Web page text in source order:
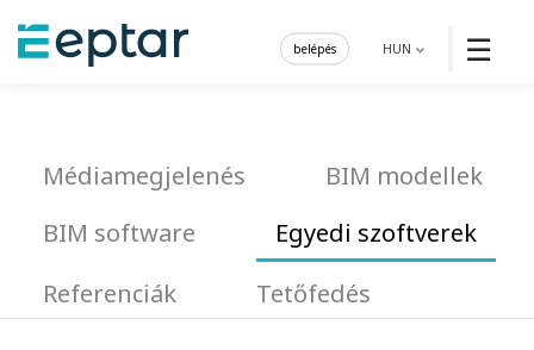
☰
HUN
belépés
Médiamegjelenés
BIM modellek
BIM software
Egyedi szoftverek
Referenciák
Tetőfedés